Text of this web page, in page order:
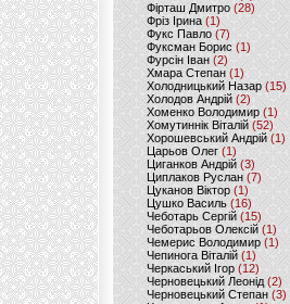
Фірташ Дмитро (28)
Фріз Ірина (1)
Фукс Павло (7)
Фуксман Борис (1)
Фурсін Іван (2)
Хмара Степан(1)
Холодницький Назар(15)
Холодов Андрій (2)
Хоменко Володимир (1)
Хомутиннік Віталій (52)
Хорошевський Андрій (1)
Царьов Олег (1)
Циганков Андрій (3)
Циплаков Руслан(7)
Цуканов Віктор (1)
Цушко Василь (16)
Чеботарь Сергій (15)
Чеботарьов Олексій (1)
Чемерис Володимир (1)
Чепинога Віталій (1)
Черкаський Ігор (12)
Черновецький Леонід(2)
Черновецький Степан (3)